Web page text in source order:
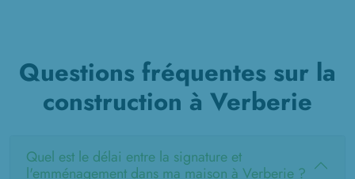
Questions fréquentes sur la
construction à Verberie
Quel est le délai entre la signature et
l'emménagement dans ma maison à Verberie ?